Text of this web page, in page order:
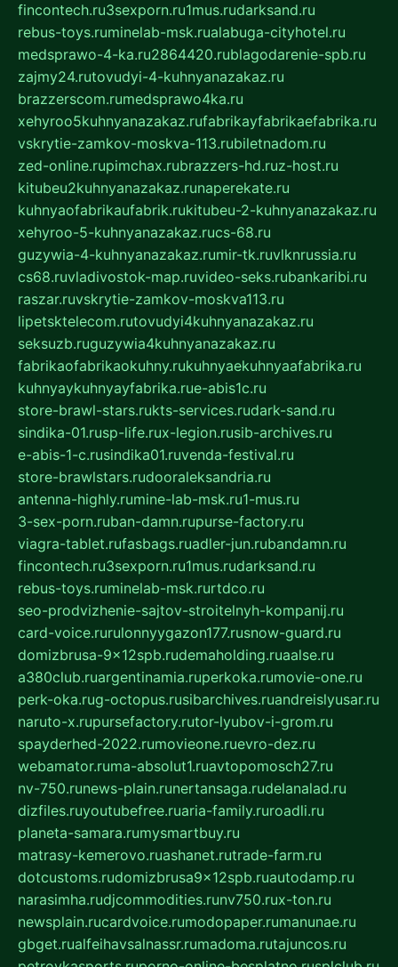
fincontech.ru3sexporn.ru1mus.rudarksand.ru
rebus-toys.ruminelab-msk.rualabuga-cityhotel.ru
medsprawo-4-ka.ru2864420.rublagodarenie-spb.ru
zajmy24.rutovudyi-4-kuhnyanazakaz.ru
brazzerscom.rumedsprawo4ka.ru
xehyroo5kuhnyanazakaz.rufabrikayfabrikaefabrika.ru
vskrytie-zamkov-moskva-113.rubiletnadom.ru
zed-online.rupimchax.rubrazzers-hd.ruz-host.ru
kitubeu2kuhnyanazakaz.runaperekate.ru
kuhnyaofabrikaufabrik.rukitubeu-2-kuhnyanazakaz.ru
xehyroo-5-kuhnyanazakaz.rucs-68.ru
guzywia-4-kuhnyanazakaz.rumir-tk.ruvlknrussia.ru
cs68.ruvladivostok-map.ruvideo-seks.rubankaribi.ru
raszar.ruvskrytie-zamkov-moskva113.ru
lipetsktelecom.rutovudyi4kuhnyanazakaz.ru
seksuzb.ruguzywia4kuhnyanazakaz.ru
fabrikaofabrikaokuhny.rukuhnyaekuhnyaafabrika.ru
kuhnyaykuhnyayfabrika.rue-abis1c.ru
store-brawl-stars.rukts-services.rudark-sand.ru
sindika-01.rusp-life.rux-legion.rusib-archives.ru
e-abis-1-c.rusindika01.ruvenda-festival.ru
store-brawlstars.rudooraleksandria.ru
antenna-highly.rumine-lab-msk.ru1-mus.ru
3-sex-porn.ruban-damn.rupurse-factory.ru
viagra-tablet.rufasbags.ruadler-jun.rubandamn.ru
fincontech.ru3sexporn.ru1mus.rudarksand.ru
rebus-toys.ruminelab-msk.rurtdco.ru
seo-prodvizhenie-sajtov-stroitelnyh-kompanij.ru
card-voice.rurulonnyygazon177.rusnow-guard.ru
domizbrusa-9x12spb.rudemaholding.ruaalse.ru
a380club.ruargentinamia.ruperkoka.rumovie-one.ru
perk-oka.rug-octopus.rusibarchives.ruandreislyusar.ru
naruto-x.rupursefactory.rutor-lyubov-i-grom.ru
spayderhed-2022.rumovieone.ruevro-dez.ru
webamator.ruma-absolut1.ruavtopomosch27.ru
nv-750.runews-plain.runertansaga.rudelanalad.ru
dizfiles.ruyoutubefree.ruaria-family.ruroadli.ru
planeta-samara.rumysmartbuy.ru
matrasy-kemerovo.ruashanet.rutrade-farm.ru
dotcustoms.rudomizbrusa9x12spb.ruautodamp.ru
narasimha.rudjcommodities.runv750.rux-ton.ru
newsplain.rucardvoice.rumodopaper.rumanunae.ru
gbget.rualfeihavsalnassr.rumadoma.rutajuncos.ru